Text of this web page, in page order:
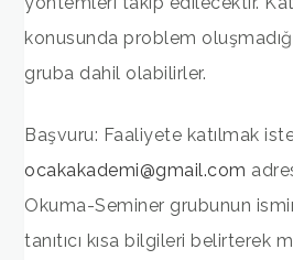
konusunda problem
gruba dahil olabilirler.
Başvuru: Faaliyete katılmak
ocakakademi@gmail.com
Okuma-Seminer grubunun
tanıtıcı kısa bilgileri belirterek